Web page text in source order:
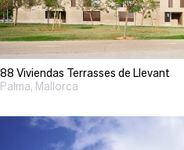
88 Viviendas Terrasses de Llevant
Palma, Mallorca